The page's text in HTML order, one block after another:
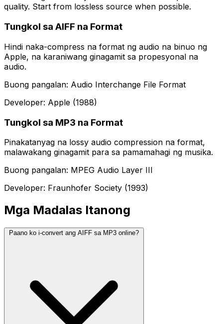
quality. Start from lossless source when possible.
Tungkol sa AIFF na Format
Hindi naka-compress na format ng audio na binuo ng
Apple, na karaniwang ginagamit sa propesyonal na
audio.
Buong pangalan: Audio Interchange File Format
Developer: Apple (1988)
Tungkol sa MP3 na Format
Pinakatanyag na lossy audio compression na format,
malawakang ginagamit para sa pamamahagi ng musika.
Buong pangalan: MPEG Audio Layer III
Developer: Fraunhofer Society (1993)
Mga Madalas Itanong
Paano ko i-convert ang AIFF sa MP3 online?